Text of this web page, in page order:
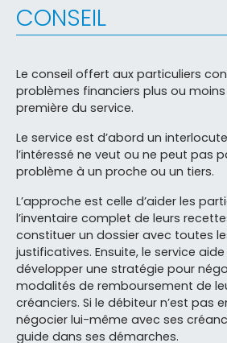
CONSEIL
Le conseil offert aux particuliers
problèmes financiers plus ou
première du service.
Le service est d’abord un
l’intéressé ne veut ou ne peut pas
problème à un proche ou un tiers.
L’approche est celle d’aider les
l’inventaire complet de leurs
constituer un dossier avec toutes
justificatives. Ensuite, le service
développer une stratégie pour
modalités de remboursement de
créanciers. Si le débiteur n’est pas
négocier lui-même avec ses
guide dans ses démarches.